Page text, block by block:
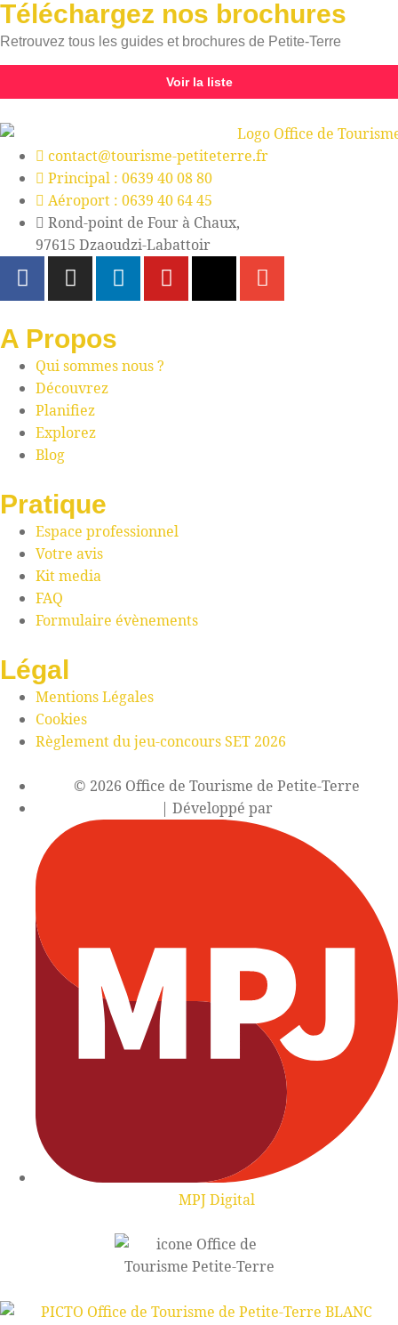
Téléchargez nos brochures
Retrouvez tous les guides et brochures de Petite-Terre
Voir la liste
contact@tourisme-petiteterre.fr
Principal : 0639 40 08 80
Aéroport : 0639 40 64 45
Rond-point de Four à Chaux,
97615 Dzaoudzi-Labattoir
A Propos
Qui sommes nous ?
Découvrez
Planifiez
Explorez
Blog
Pratique
Espace professionnel
Votre avis
Kit media
FAQ
Formulaire évènements
Légal
Mentions Légales
Cookies
Règlement du jeu-concours SET 2026
© 2026 Office de Tourisme de Petite-Terre
| Développé par
MPJ Digital